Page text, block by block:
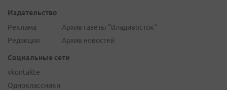
Издательство
Реклама
Редакция
Архив газеты "Владивосток"
Архив новостей
Социальные сети
vkontakte
Одноклассники